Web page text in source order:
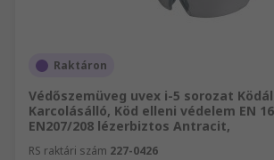
Raktáron
Védőszemüveg uvex i-5 sorozat
Karcolásálló, Köd elleni védelem EN
EN207/208 lézerbiztos Antracit,
RS raktári szám 227-0426